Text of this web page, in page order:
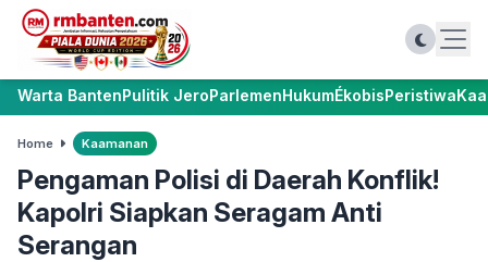
Warta BantenPulitik JeroParlemenHukumÉkobisPeristiwa
Home Kaamanan
Pengaman Polisi di Daerah Konflik!
Kapolri Siapkan Seragam Anti
Serangan